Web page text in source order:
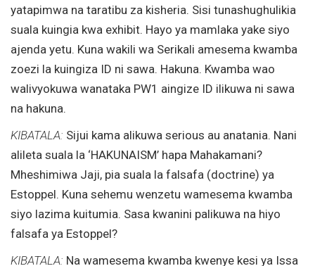
yatapimwa na taratibu za kisheria. Sisi tunashughulikia
suala kuingia kwa exhibit. Hayo ya mamlaka yake siyo
ajenda yetu. Kuna wakili wa Serikali amesema kwamba
zoezi la kuingiza ID ni sawa. Hakuna. Kwamba wao
walivyokuwa wanataka PW1 aingize ID ilikuwa ni sawa
na hakuna.
KIBATALA: Sijui kama alikuwa serious au anatania. Nani
alileta suala la ‘HAKUNAISM’ hapa Mahakamani?
Mheshimiwa Jaji, pia suala la falsafa (doctrine) ya
Estoppel. Kuna sehemu wenzetu wamesema kwamba
siyo lazima kuitumia. Sasa kwanini palikuwa na hiyo
falsafa ya Estoppel?
KIBATALA: Na wamesema kwamba kwenye kesi ya Issa